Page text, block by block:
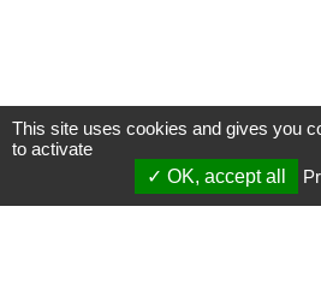
This site uses cookies and gives you
to activate
OK, accept all